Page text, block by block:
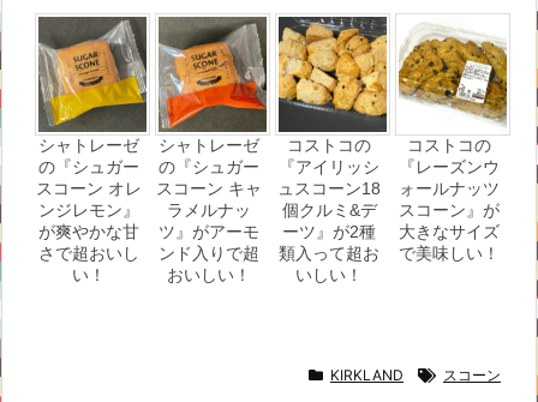
シャトレーゼ
の『シュガー
スコーン オレ
ンジレモン』
が爽やかな甘
さで超おいし
い！
シャトレーゼ
の『シュガー
スコーン キャ
ラメルナッ
ツ』がアーモ
ンド入りで超
おいしい！
コストコの
『アイリッシ
ュスコーン18
個クルミ&デ
ーツ』が2種
類入って超お
いしい！
コストコの
『レーズンウ
ォールナッツ
スコーン』が
大きなサイズ
で美味しい！
KIRKLAND スコーン